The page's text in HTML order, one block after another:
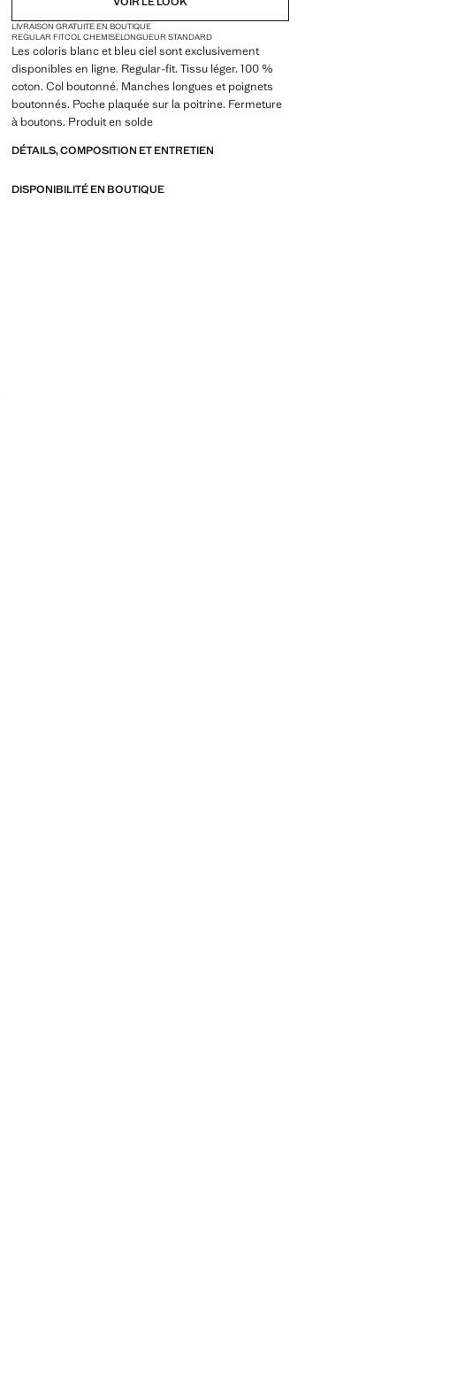
LIVRAISON GRATUITE EN BOUTIQUE
REGULAR FITCOL CHEMISELONGUEUR STANDARD
Les coloris blanc et bleu ciel sont exclusivement
disponibles en ligne. Regular-fit. Tissu léger. 100 %
coton. Col boutonné. Manches longues et poignets
boutonnés. Poche plaquée sur la poitrine. Fermeture
à boutons. Produit en solde
DÉTAILS, COMPOSITION ET ENTRETIEN
DISPONIBILITÉ EN BOUTIQUE